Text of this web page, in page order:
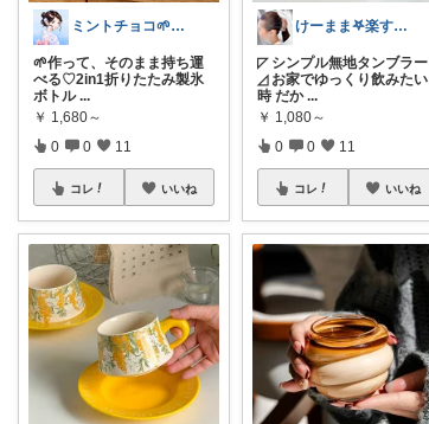
ミントチョコ🌱いつもありがとう
🌱作って、そのまま持ち運
べる♡2in1折りたたみ製氷
ボトル...
￥ 1,680～
0 0 11
コレ いいね
けーまま𖤐楽する家づくり☀︎*.｡
◸ シンプル無地タンブラー
◿ お家でゆっくり飲みたい
時 だか ...
￥ 1,080～
0 0 11
コレ いいね